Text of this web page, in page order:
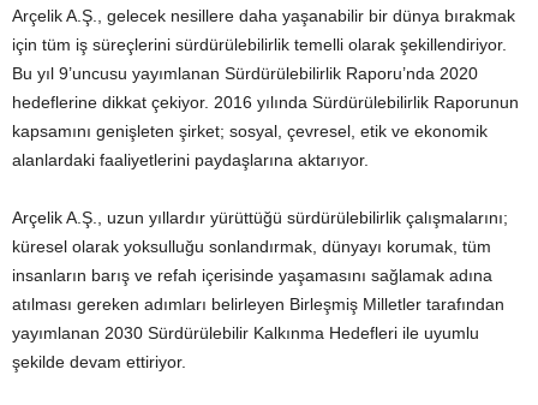
Arçelik A.Ş., gelecek nesillere daha yaşanabilir bir dünya bırakmak
için tüm iş süreçlerini sürdürülebilirlik temelli olarak şekillendiriyor.
Bu yıl 9’uncusu yayımlanan Sürdürülebilirlik Raporu’nda 2020
hedeflerine dikkat çekiyor. 2016 yılında Sürdürülebilirlik Raporunun
kapsamını genişleten şirket; sosyal, çevresel, etik ve ekonomik
alanlardaki faaliyetlerini paydaşlarına aktarıyor.
Arçelik A.Ş., uzun yıllardır yürüttüğü sürdürülebilirlik çalışmalarını;
küresel olarak yoksulluğu sonlandırmak, dünyayı korumak, tüm
insanların barış ve refah içerisinde yaşamasını sağlamak adına
atılması gereken adımları belirleyen Birleşmiş Milletler tarafından
yayımlanan 2030 Sürdürülebilir Kalkınma Hedefleri ile uyumlu
şekilde devam ettiriyor.